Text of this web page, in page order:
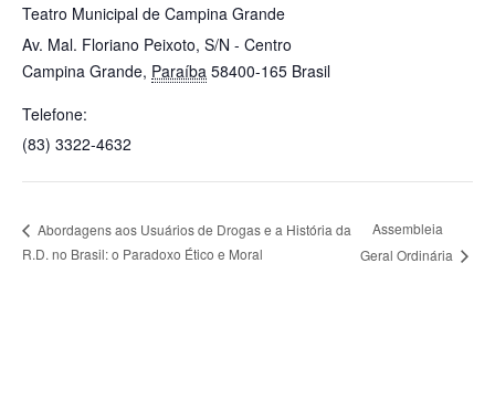
Teatro Municipal de Campina Grande
Av. Mal. Floriano Peixoto, S/N - Centro
Campina Grande, Paraíba 58400-165 Brasil
Telefone:
(83) 3322-4632
Abordagens aos Usuários de Drogas e a História da
R.D. no Brasil: o Paradoxo Ético e Moral
Assembleia
Geral Ordinária